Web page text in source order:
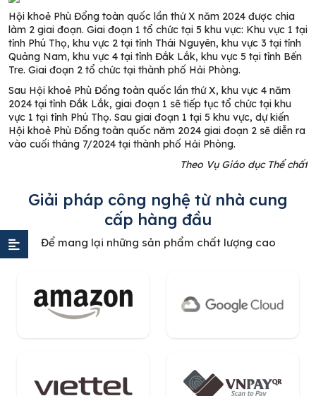
Hội khoẻ Phù Đổng toàn quốc lần thứ X năm 2024 được chia
làm 2 giai đoạn. Giai đoạn 1 tổ chức tại 5 khu vực: Khu vực 1 tại
tỉnh Phú Thọ, khu vực 2 tại tỉnh Thái Nguyên, khu vực 3 tại tỉnh
Quảng Nam, khu vực 4 tại tỉnh Đắk Lắk, khu vực 5 tại tỉnh Bến
Tre. Giai đoạn 2 tổ chức tại thành phố Hải Phòng.
Sau Hội khoẻ Phù Đổng toàn quốc lần thứ X, khu vực 4 năm
2024 tại tỉnh Đắk Lắk, giai đoạn 1 sẽ tiếp tục tổ chức tại khu
vực 1 tại tỉnh Phú Thọ. Sau giai đoạn 1 tại 5 khu vực, dự kiến
Hội khoẻ Phù Đổng toàn quốc năm 2024 giai đoạn 2 sẽ diễn ra
vào cuối tháng 7/2024 tại thành phố Hải Phòng.
Theo Vụ Giáo dục Thể chất
Giải pháp công nghệ từ nhà cung
cấp hàng đầu
Để mang lại những sản phẩm chất lượng cao